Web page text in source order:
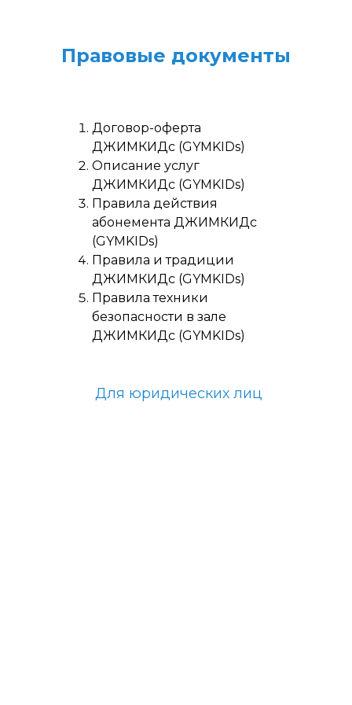
Правовые документы
Договор-оферта
ДЖИМКИДс (GYMKIDs)
Описание услуг
ДЖИМКИДс (GYMKIDs)
Правила действия
абонемента ДЖИМКИДс
(GYMKIDs)
Правила и традиции
ДЖИМКИДс (GYMKIDs)
Правила техники
безопасности в зале
ДЖИМКИДс (GYMKIDs)
Для юридических лиц